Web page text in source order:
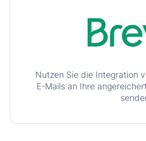
Nutzen Sie die Integration
E-Mails an Ihre